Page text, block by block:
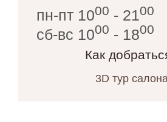
пн-пт 1000 - 2100
сб-вс 1000 - 1800
Как
3D тур